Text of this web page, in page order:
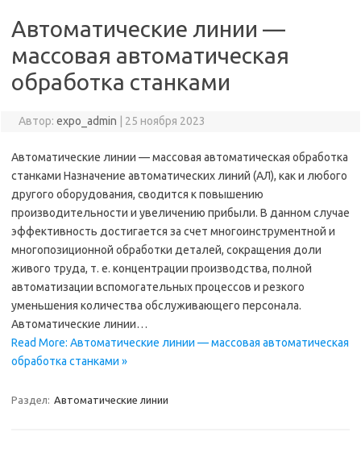
Автоматические линии —
массовая автоматическая
обработка станками
Автор: expo_admin 25 ноября 2023
Автоматические линии — массовая автоматическая обработка
станками Назначение автоматических линий (АЛ), как и любого
другого оборудования, сводится к повышению
производительности и увеличению прибыли. В данном случае
эффективность достигается за счет многоинструментной и
многопозиционной обработки деталей, сокращения доли
живого труда, т. е. концентрации производства, полной
автоматизации вспомогательных процессов и резкого
уменьшения количества обслуживающего персонала.
Автоматические линии…
Read More: Автоматические линии — массовая автоматическая
обработка станками »
Раздел: Автоматические линии